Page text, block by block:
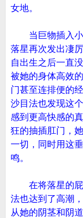
女地。
当巨物插入小
落星再次发出凄
自出生之后一直
被她的身体高效
门甚至连排便的
沙目法也发现这
感到更高快感的
狂的抽插肛门，
一切，同时用这
鸣。
在将落星的屁
法也达到了高潮
从她的阴茎和阴